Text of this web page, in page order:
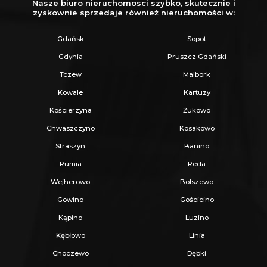
Strefa gościnna w otoczeniu drzew,
zapewniająca wakacyjny klimat.
Struktura: 6 domków (jeden z 2016 r. -
dodatkowo ocieplony; pięć z 2017 r.).
Standard:Każdy domek (pow. całkowita
25m2) pomieści do 6 osób.
Wykonane z naturalnego balika, kryte
blachodachówką.
Komfort całoroczny
: Wszystkie domki
posiadająklimatyzację z funkcją grzania
pozwala na wydłużenie sezonu najmu.
Wyposażenie
: Pełne umeblowanie, aneksy
Nasze biuro nieruchomosci szybko, skutecznie i
zyskownie sprzedaje również nieruchomości w:
Gdańsk Sopot
Gdynia Pruszcz Gdański
Tczew Malbork
Kowale Kartuzy
Kościerzyna Żukowo
Chwaszczyno Kosakowo
Straszyn Banino
Rumia Reda
Wejherowo Bolszewo
Gowino Gościcino
Kąpino Luzino
Kębłowo Linia
Choczewo Dębki